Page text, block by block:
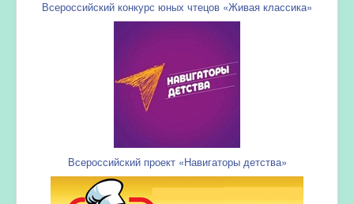
Всероссийский конкурс юных чтецов «Живая классика»
Всероссийский проект «Навигаторы детства»